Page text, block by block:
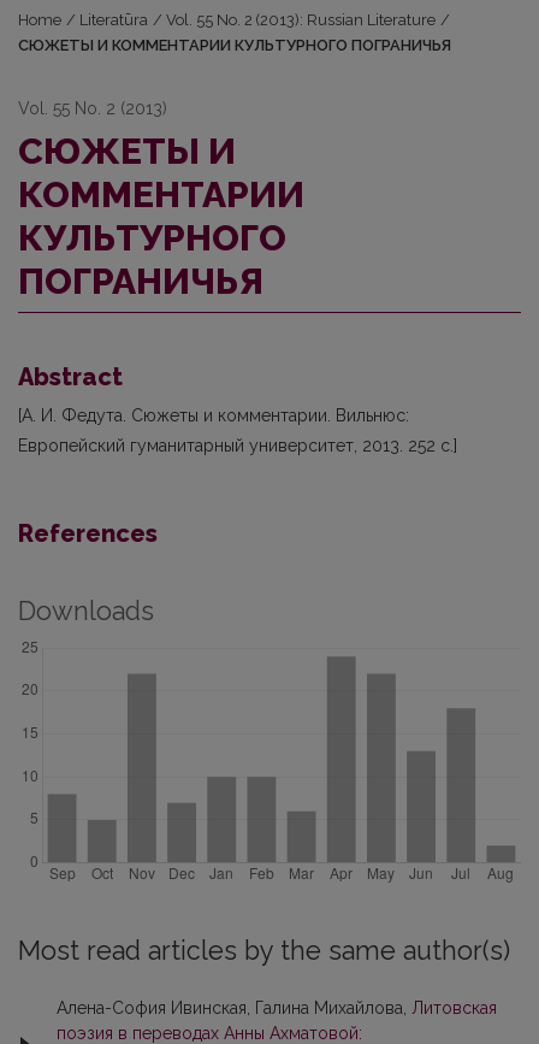
Home / Literatūra / Vol. 55 No. 2 (2013): Russian Literature /
СЮЖЕТЫ И КОММЕНТАРИИ КУЛЬТУРНОГО ПОГРАНИЧЬЯ
Vol. 55 No. 2 (2013)
СЮЖЕТЫ И
КОММЕНТАРИИ
КУЛЬТУРНОГО
ПОГРАНИЧЬЯ
Abstract
[А. И. Федута. Сюжеты и комментарии. Вильнюс:
Европейский гуманитарный университет, 2013. 252 с.]
References
Downloads
Most read articles by the same author(s)
Алена-София Ивинская, Галина Михайлова, Литовская
поэзия в переводах Анны Ахматовой: